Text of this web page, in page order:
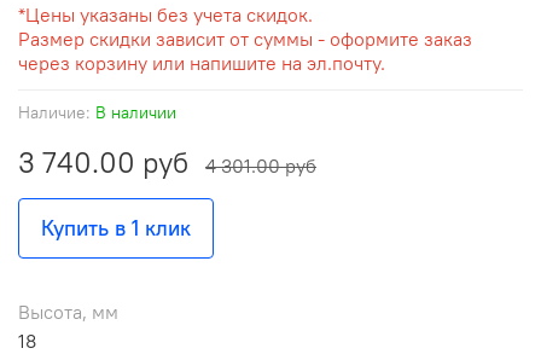
Наличие: В наличии
3 740.00 руб 4 301.00 руб
Купить в 1 клик
*Цены указаны без учета скидок.
Размер скидки зависит от суммы - оформите заказ
через корзину или напишите на эл.почту.
Высота, мм
18